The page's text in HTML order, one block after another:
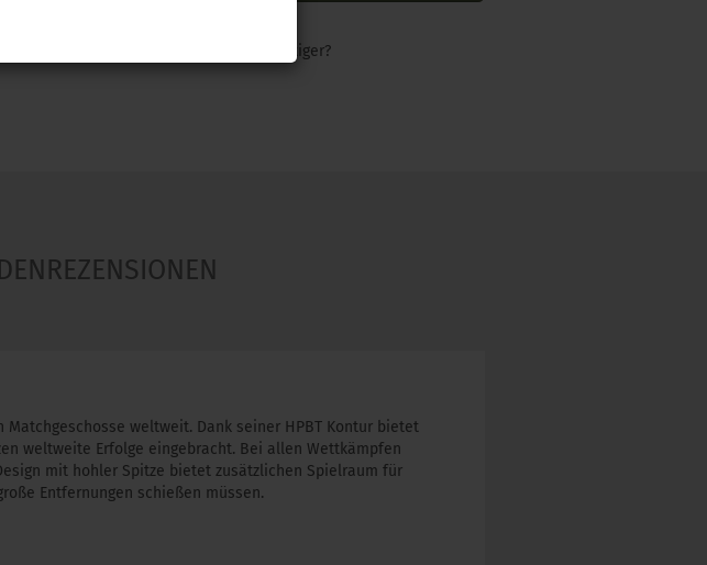
Woanders günstiger?
weltweit. Dank seiner HPBT Kontur bietet
weltweite Erfolge eingebracht. Bei allen Wettkämpfen
mit hohler Spitze bietet zusätzlichen Spielraum für
Entfernungen schießen müssen.